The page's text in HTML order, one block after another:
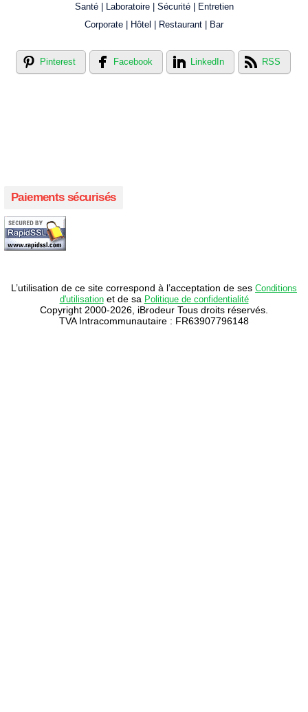
Santé | Laboratoire | Sécurité | Entretien
Corporate | Hôtel | Restaurant | Bar
Pinterest Facebook LinkedIn RSS
Paiements sécurisés
L’utilisation de ce site correspond à l’acceptation de ses Conditions
d'utilisationet de sa Politique de confidentialité
Copyright 2000-2026, iBrodeur Tous droits réservés.
TVA Intracommunautaire : FR63907796148